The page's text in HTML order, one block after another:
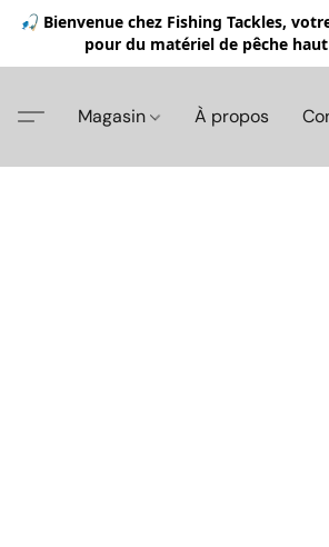
🎣 Bienvenue chez Fishing Tackles,
pour du matériel de pêche
Magasin À propos